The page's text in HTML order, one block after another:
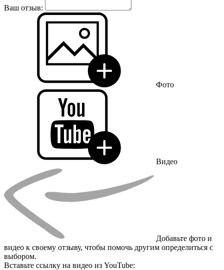
Ваш отзыв:
Фото
Видео
Добавьте фото и
видео к своему отзыву, чтобы помочь другим определиться с
выбором.
Вставьте ссылку на видео из YouTube: